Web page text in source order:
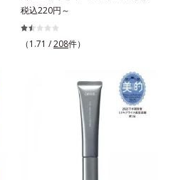
成分を浸透促進すること（角層ま
で）*5 保湿成分*6 角層まで＜使用
量目安＞大きめのパール1粒程度
洗顔料 ⇒ 化粧水 ⇒ 保湿液 ⇒オル
ビス リンクルブライトUVプロテク
ター N各商品の詳しい情報は商品ペ
ージをご覧ください。・BEAUTY夏
に、シリーズ共通の美容成分(*7)
「GLルートブースター(*9)」を配合
することで、肌のふっくら感や透明
角的なエイジングケアが叶うシリー
ズに。3ステップで上向き(*10)のハ
リと透明感を。効果的なシナジー設
計で、あなたのエイジングケアを応
援します。*1 メラニンの生成を抑
かりカットするファンデーション。
皮脂を味方に軽やかな仕上がりが続
く、UVカットパウダーファンデー
上がる粉体(*1)と、サラサラ状態を
キープする(*2)2種の粉体で、ヨ
レ・テカリをブロック。素肌にピタ
ッと密着する設計で、くずれにくい
サラサラ肌をキープします。さらに
脂や汗に濡れてもくすみにくく。2
税込220円～
（1.71 /208件）